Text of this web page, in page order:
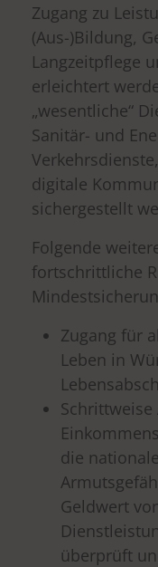
Zugang zu
(Aus-)Bildung,
Langzeitpflege
erleichtert
„wesentliche“
Sanitär- und
digitale
sichergestellt
Folgende
fortschrittliche
Zugang für
Leben in
die nationale
Geldwert
überprüft